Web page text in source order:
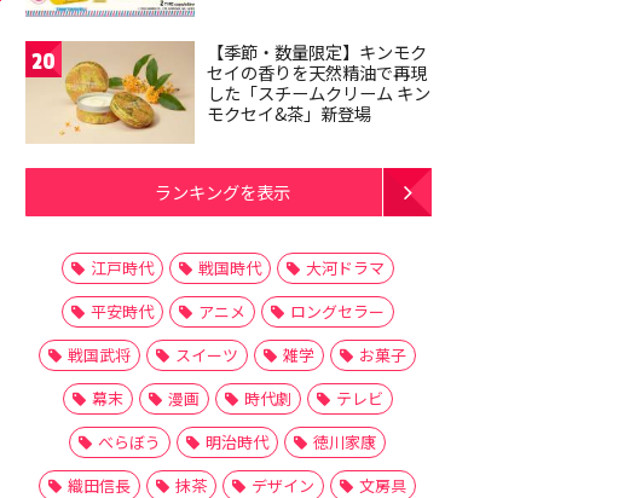
20
【季節・数量限定】キンモク
セイの香りを天然精油で再現
した「スチームクリーム キン
モクセイ&茶」新登場
ランキングを表示
江戸時代 戦国時代
大河ドラマ
平安時代
アニメ
ロングセラー
戦国武将
スイーツ 雑学
お菓子
幕末
漫画 時代劇
テレビ
べらぼう
明治時代
徳川家康
織田信長
抹茶 デザイン
文房具